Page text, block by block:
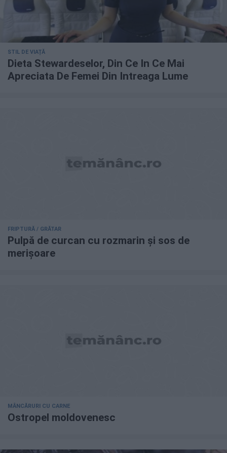
STIL DE VIAȚĂ
Dieta Stewardeselor, Din Ce In Ce Mai
Apreciata De Femei Din Intreaga Lume
FRIPTURĂ / GRĂTAR
Pulpă de curcan cu rozmarin și sos de
merișoare
MÂNCĂRURI CU CARNE
Ostropel moldovenesc